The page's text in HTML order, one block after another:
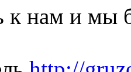
к нам и мы